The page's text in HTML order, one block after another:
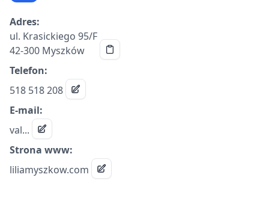
Adres:
ul. Krasickiego 95/F
42-300 Myszków
Telefon:
518 518 208
E-mail:
val...
Strona www:
liliamyszkow.com